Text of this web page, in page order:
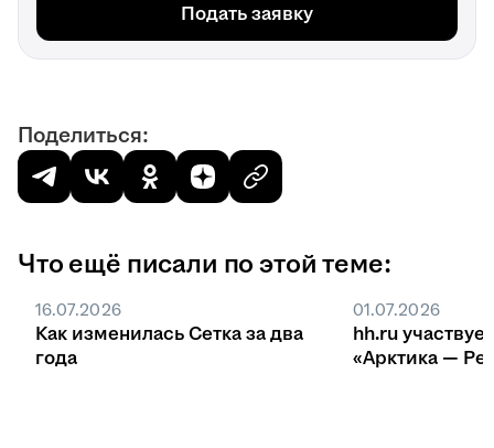
Подать заявку
Поделиться:
Что ещё писали по этой теме:
16.07.2026
Как изменилась Сетка за два
года
01.07.2026
hh.ru
«Арктика —